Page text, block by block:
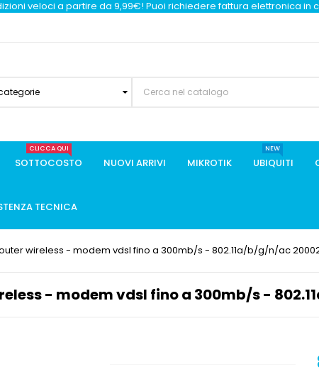
veloci a partire da 9,99€! Puoi richiedere fattura elettronica in
SOTTOCOSTO
CLICCA QUI
NUOVI ARRIVI MIKROTIK UBIQUITI
NEW
TECNICA
wireless - modem vdsl fino a 300mb/s - 802.11a/b/g/n/ac
- modem vdsl fino a 300mb/s -